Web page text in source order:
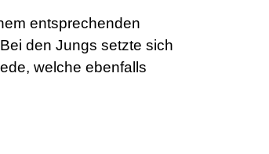
entsprechenden
den Jungs setzte sich
welche ebenfalls